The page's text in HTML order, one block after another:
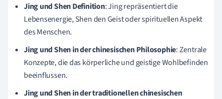
Jing und Shen Definition: Jing repräsentiert die
Lebensenergie, Shen den Geist oder spirituellen Aspekt
des Menschen.
Jing und Shen in der chinesischen Philosophie: Zentrale
Konzepte, die das körperliche und geistige Wohlbefinden
beeinflussen.
Jing und Shen in der traditionellen chinesischen